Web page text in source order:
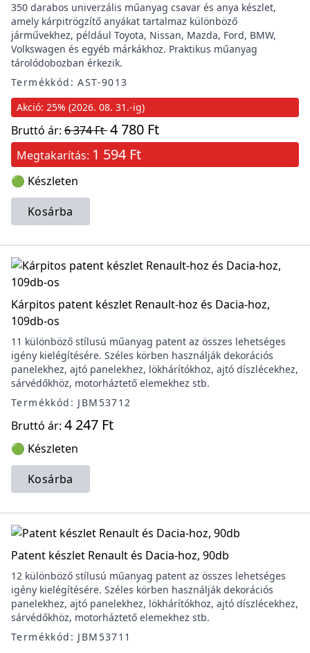
350 darabos univerzális műanyag csavar és anya készlet,
amely kárpitrögzítő anyákat tartalmaz különböző
járművekhez, például Toyota, Nissan, Mazda, Ford, BMW,
Volkswagen és egyéb márkákhoz. Praktikus műanyag
tárolódobozban érkezik.
Termékkód: AST-9013
Akció: 25% (2026. 08. 31.-ig)
Bruttó ár: 6 374 Ft4 780 Ft
Megtakarítás: 1 594 Ft
🟢 Készleten
Kosárba
Kárpitos patent készlet Renault-hoz és Dacia-hoz,
109db-os
11 különböző stílusú műanyag patent az összes lehetséges
igény kielégítésére. Széles körben használják dekorációs
panelekhez, ajtó panelekhez, lökhárítókhoz, ajtó díszlécekhez,
sárvédőkhöz, motorháztető elemekhez stb.
Termékkód: JBM53712
Bruttó ár: 4 247 Ft
🟢 Készleten
Kosárba
Patent készlet Renault és Dacia-hoz, 90db
12 különböző stílusú műanyag patent az összes lehetséges
igény kielégítésére. Széles körben használják dekorációs
panelekhez, ajtó panelekhez, lökhárítókhoz, ajtó díszlécekhez,
sárvédőkhöz, motorháztető elemekhez stb.
Termékkód: JBM53711